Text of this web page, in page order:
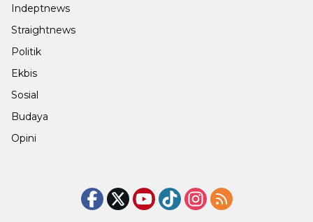
Indeptnews
Straightnews
Politik
Ekbis
Sosial
Budaya
Opini